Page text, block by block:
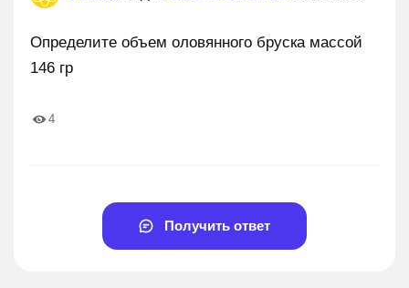
Определите объем оловянного бруска массой
146 гр
4
Получить ответ